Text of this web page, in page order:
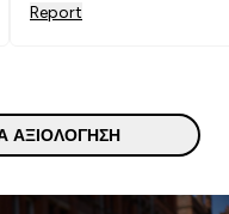
Report
ΑΞΙΟΛΌΓΗΣΗ